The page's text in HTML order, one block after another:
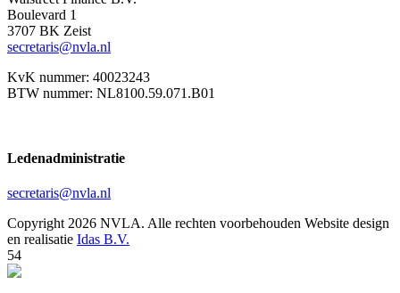
Boulevard 1
3707 BK Zeist
secretaris@nvla.nl
KvK nummer: 40023243
BTW nummer: NL8100.59.071.B01
Ledenadministratie
secretaris@nvla.nl
Copyright 2026 NVLA. Alle rechten voorbehouden Website design
en realisatie Idas B.V.
54